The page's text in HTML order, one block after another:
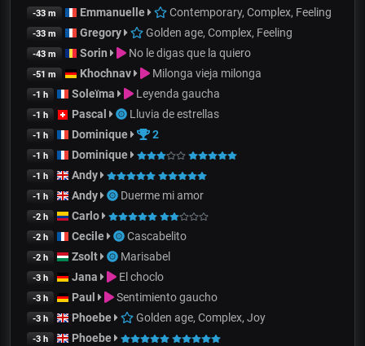
-33 m Emmanuelle Contemporary, Complex, Feeling
-33 m Gregory Golden age, Complex, Feeling
-43 m Sorin No le digas que la quiero
-51 m Khochnav Milonga vieja milonga
-1 h Soleïma Leyenda gaucha
-1 h Pascal Lluvia de estrellas
-1 h Dominique 2
-1 h Dominique
-1 h Andy
-1 h Andy Duerme mi amor
-2 h Carlo
-2 h Cecile Cascabelito
-2 h Zsolt Marisabel
-3 h Jana El choclo
-3 h Paul Sentimiento gaucho
-3 h Phoebe Golden age, Complex, Joy
-3 h Phoebe